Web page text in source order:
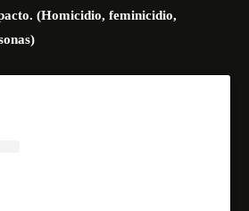
(Homicidio, feminicidio,